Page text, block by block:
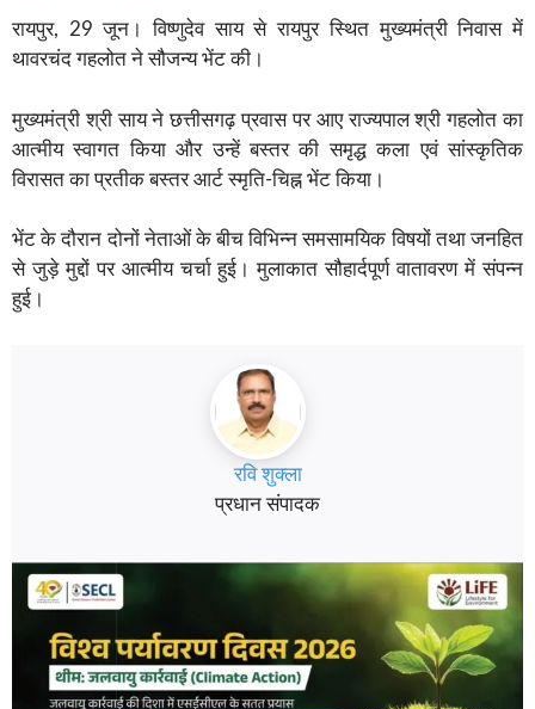
रायपुर, 29 जून। विष्णुदेव साय से रायपुर स्थित मुख्यमंत्री निवास में
थावरचंद गहलोत ने सौजन्य भेंट की।
मुख्यमंत्री श्री साय ने छत्तीसगढ़ प्रवास पर आए राज्यपाल श्री गहलोत का
आत्मीय स्वागत किया और उन्हें बस्तर की समृद्ध कला एवं सांस्कृतिक
विरासत का प्रतीक बस्तर आर्ट स्मृति-चिह्न भेंट किया।
भेंट के दौरान दोनों नेताओं के बीच विभिन्न समसामयिक विषयों तथा जनहित
से जुड़े मुद्दों पर आत्मीय चर्चा हुई। मुलाकात सौहार्दपूर्ण वातावरण में संपन्न
हुई।
रवि शुक्ला
प्रधान संपादक